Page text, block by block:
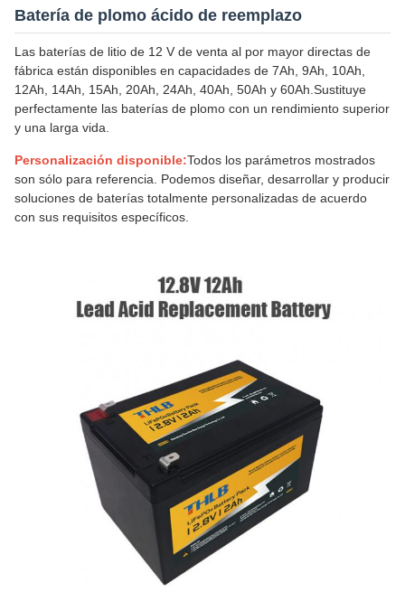
Batería de plomo ácido de reemplazo
Las baterías de litio de 12 V de venta al por mayor directas de
fábrica están disponibles en capacidades de 7Ah, 9Ah, 10Ah,
12Ah, 14Ah, 15Ah, 20Ah, 24Ah, 40Ah, 50Ah y 60Ah.Sustituye
perfectamente las baterías de plomo con un rendimiento superior
y una larga vida.
Personalización disponible:Todos los parámetros mostrados
son sólo para referencia. Podemos diseñar, desarrollar y producir
soluciones de baterías totalmente personalizadas de acuerdo
con sus requisitos específicos.